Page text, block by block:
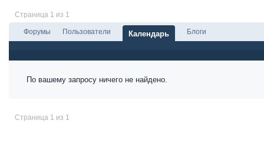
Страница 1 из 1
Форумы Пользователи Календарь Блоги
По вашему запросу ничего не найдено.
Страница 1 из 1